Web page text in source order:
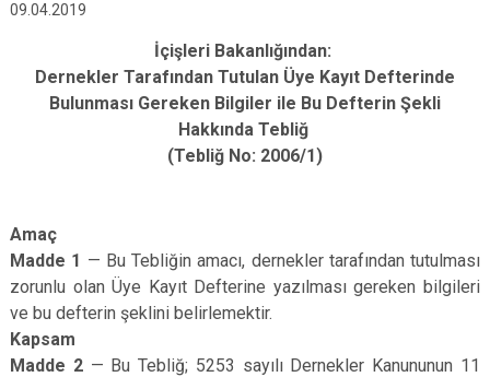
09.04.2019
İçişleri Bakanlığından:
Dernekler Tarafından Tutulan Üye Kayıt Defterinde
Bulunması Gereken Bilgiler ile Bu Defterin Şekli
Hakkında Tebliğ
(Tebliğ No: 2006/1)
Amaç
Madde 1 — Bu Tebliğin amacı, dernekler tarafından tutulması
zorunlu olan Üye Kayıt Defterine yazılması gereken bilgileri
ve bu defterin şeklini belirlemektir.
Kapsam
Madde 2 — Bu Tebliğ; 5253 sayılı Dernekler Kanununun 11